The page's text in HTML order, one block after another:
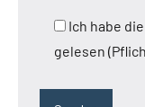
Ich habe
gelesen